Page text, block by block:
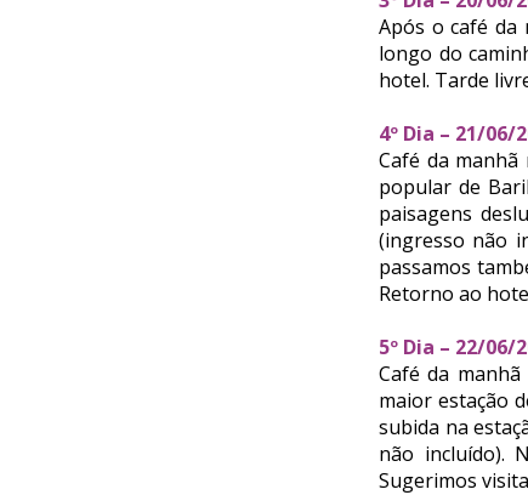
Após o café da
longo do
hotel. Tarde
4º Dia – 21/06/
Café da manhã
popular de
paisagens
(ingresso não
passamos
Retorno ao
5º Dia – 22/06/
Café da
maior estação
subida na
não incluído).
Sugerimos